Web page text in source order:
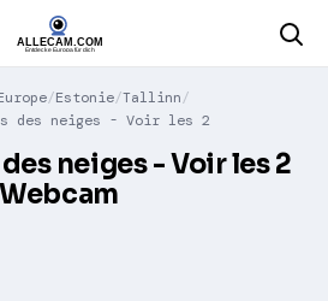
Estonie Tallinn
des neiges - Voir les 2
neiges - Voir les 2
Webcam